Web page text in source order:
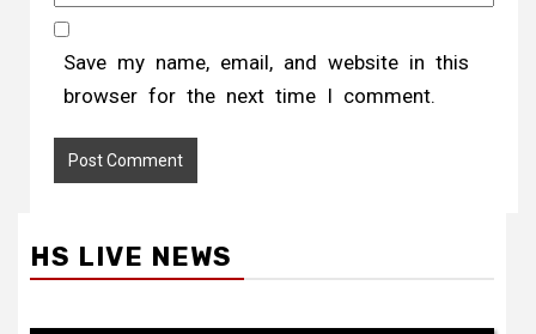
Save my name, email, and website in this
browser for the next time I comment.
HS LIVE NEWS